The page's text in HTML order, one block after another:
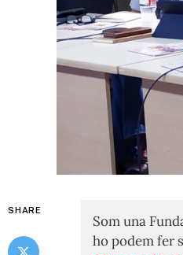
SHARE
Som una
ho podem fer